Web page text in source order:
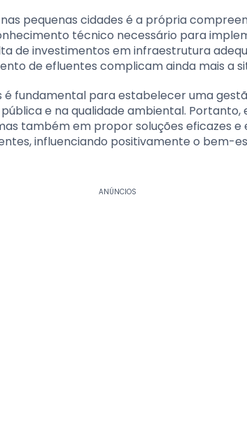
pequenas cidades é a própria
técnico necessário para
de investimentos em infraestrutura
de efluentes complicam ainda mais a
fundamental para estabelecer uma
e na qualidade ambiental.
também em propor soluções eficazes e
influenciando positivamente o bem-
ANÚNCIOS